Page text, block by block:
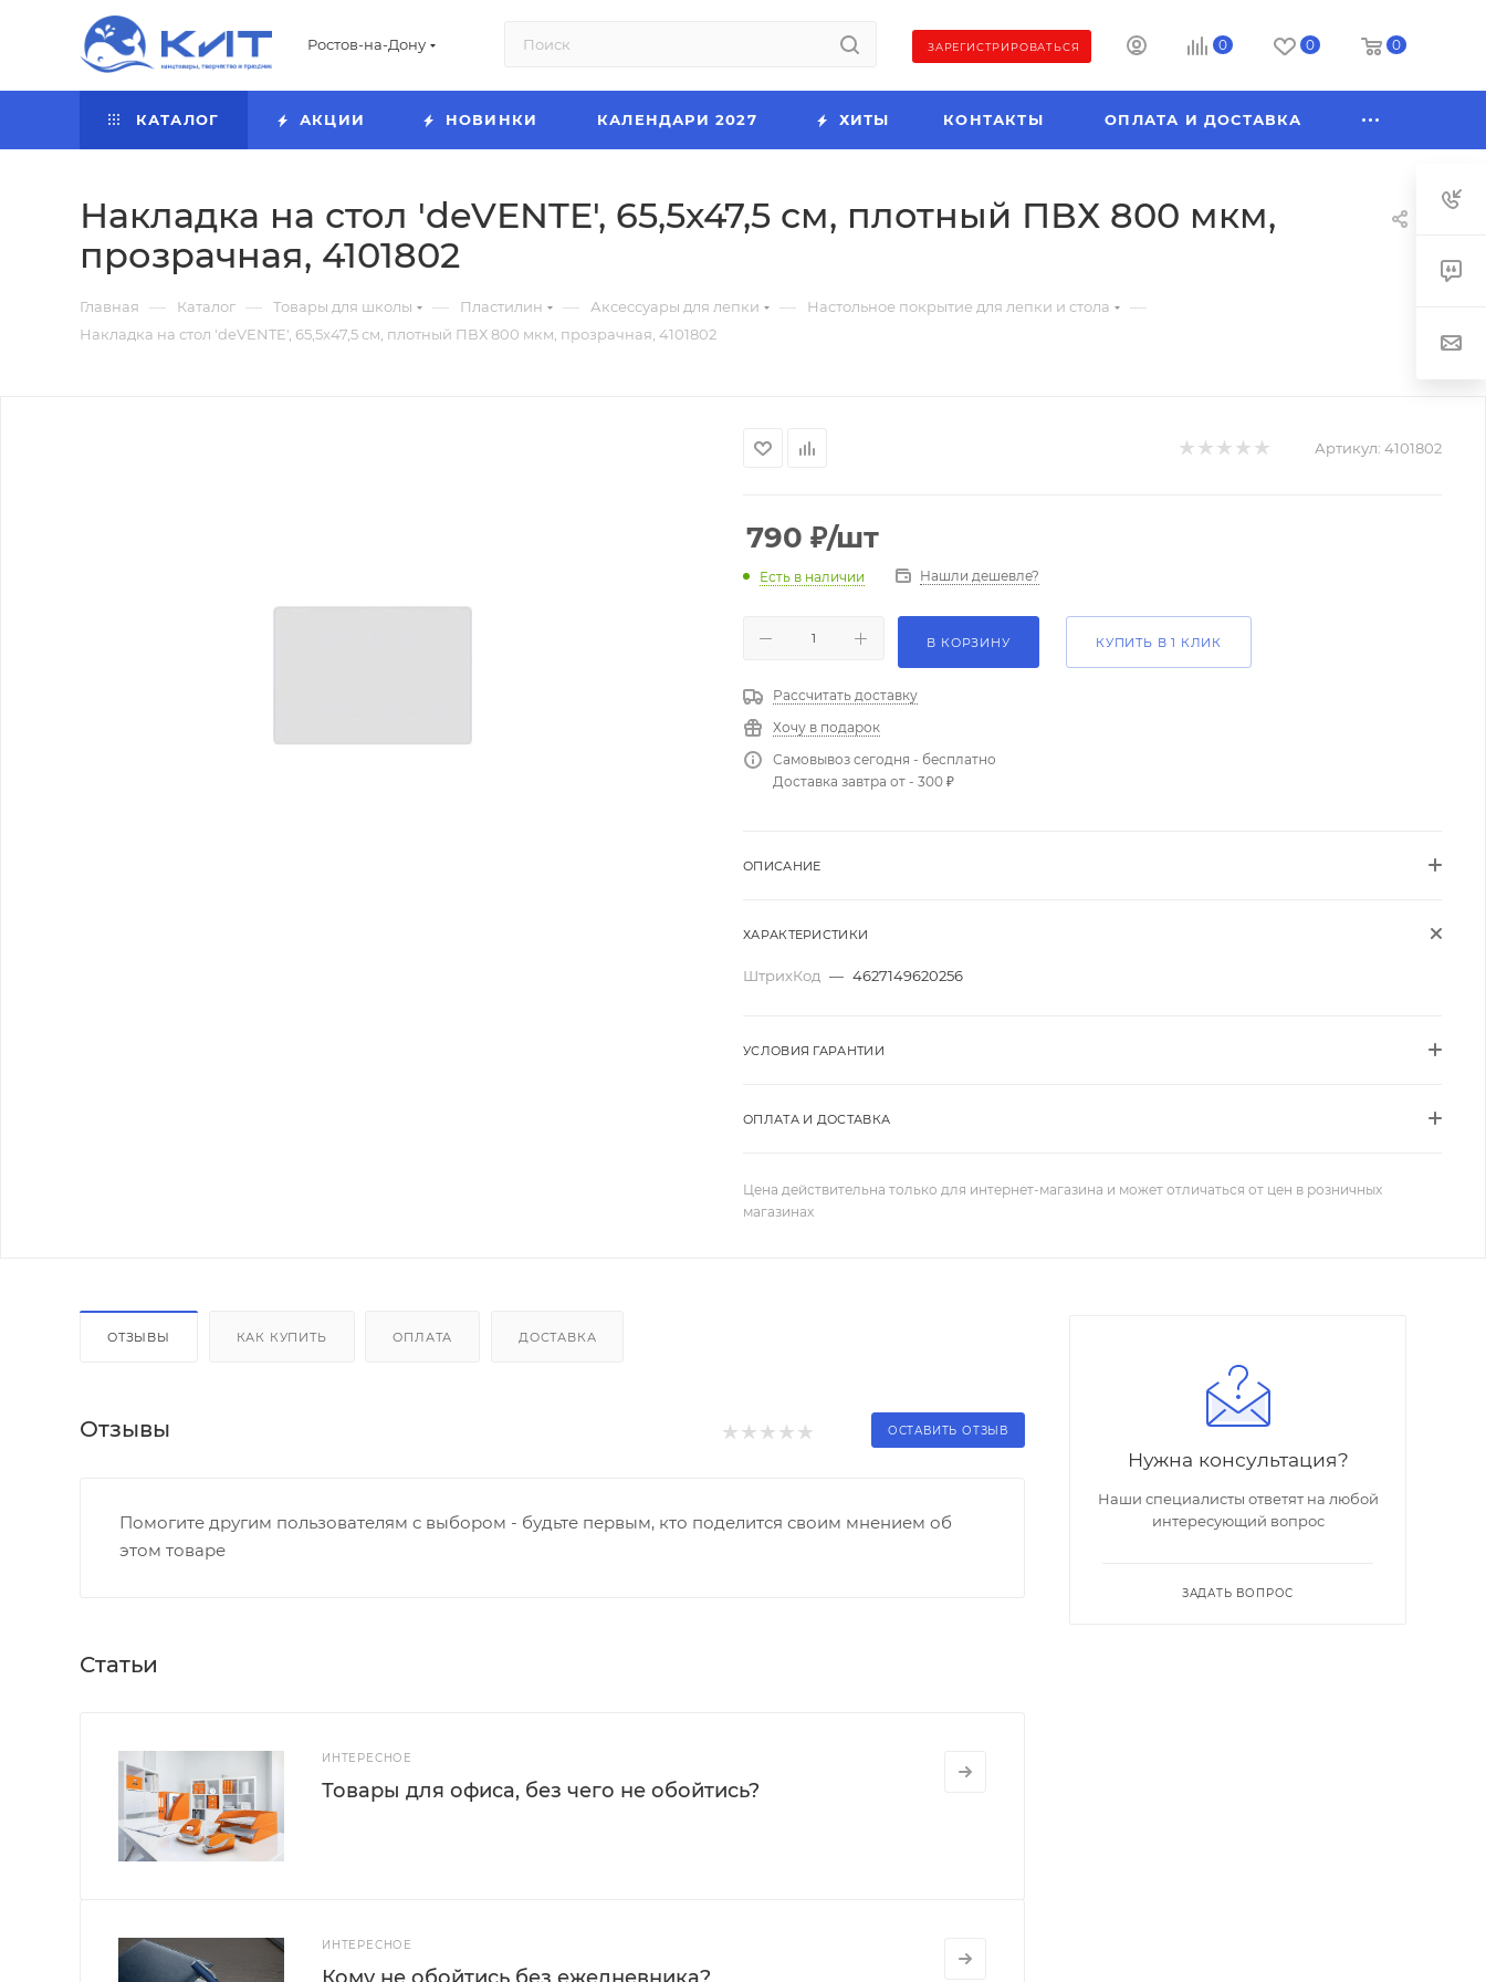
Ростов-на-Дону ЗАРЕГИСТРИРОВАТЬСЯ 0 0 0
КАТАЛОГ АКЦИИ НОВИНКИ КАЛЕНДАРИ 2027 ХИТЫ КОНТАКТЫ ОПЛАТА И ДОСТАВКА
Накладка на стол 'deVENTE', 65,5х47,5 см, плотный ПВХ 800 мкм,
прозрачная, 4101802
Главная — Каталог — Товары для школы — Пластилин — Аксессуары для лепки — Настольное покрытие для лепки и стола —
Накладка на стол 'deVENTE', 65,5х47,5 см, плотный ПВХ 800 мкм, прозрачная, 4101802
Артикул: 4101802
790 ₽/шт
Есть в наличии Нашли дешевле?
В КОРЗИНУ КУПИТЬ В 1 КЛИК
Рассчитать доставку
Хочу в подарок
Самовывоз сегодня - бесплатно
Доставка завтра от - 300 ₽
ОПИСАНИЕ
ХАРАКТЕРИСТИКИ
ШтрихКод — 4627149620256
УСЛОВИЯ ГАРАНТИИ
ОПЛАТА И ДОСТАВКА
Цена действительна только для интернет-магазина и может отличаться от цен в розничных
магазинах
ОТЗЫВЫ КАК КУПИТЬ ОПЛАТА ДОСТАВКА
Отзывы ОСТАВИТЬ ОТЗЫВ
Помогите другим пользователям с выбором - будьте первым, кто поделится своим мнением об
этом товаре
Статьи
ИНТЕРЕСНОЕ
Товары для офиса, без чего не обойтись?
ИНТЕРЕСНОЕ
Нужна консультация?
Наши специалисты ответят на любой
интересующий вопрос
ЗАДАТЬ ВОПРОС